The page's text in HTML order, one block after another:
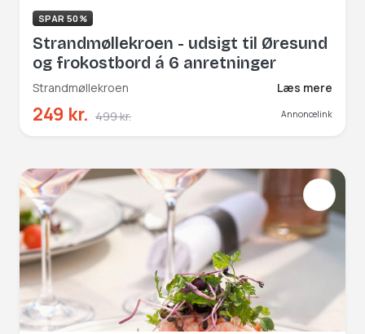
SPAR 50%
Strandmøllekroen - udsigt til Øresund
og frokostbord á 6 anretninger
Strandmøllekroen Læs mere
249 kr. 499 kr. Annoncelink